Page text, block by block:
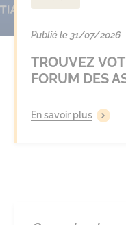
Publié le 31/07/2026
TROUVEZ
FORUM DES
En savoir plus